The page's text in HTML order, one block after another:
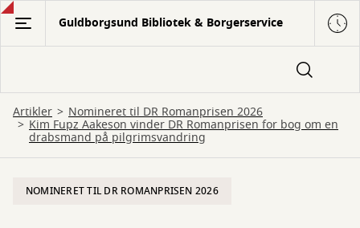
Gå
hovedindhold
Guldborgsund Bibliotek & Borgerservice
Artikler Nomineret til DR Romanprisen 2026
Kim Fupz Aakeson vinder DR Romanprisen for bog om en
drabsmand på pilgrimsvandring
NOMINERET TIL DR ROMANPRISEN 2026